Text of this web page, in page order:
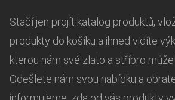
Stačí jen projít katalog produktů,
produkty do košíku a ihned vidíte
kterou nám své zlato a stříbro
Odešlete nám svou nabídku a